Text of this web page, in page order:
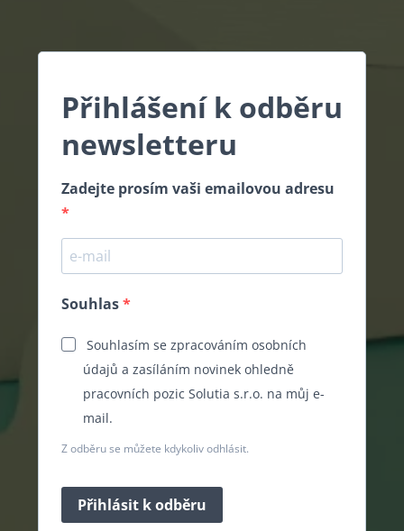
Přihlášení k odběru
newsletteru
Zadejte prosím vaši emailovou adresu
Souhlas
Souhlasím se zpracováním osobních
údajů a zasíláním novinek ohledně
pracovních pozic Solutia s.r.o. na můj e-
mail.
Z odběru se můžete kdykoliv odhlásit.
Přihlásit k odběru